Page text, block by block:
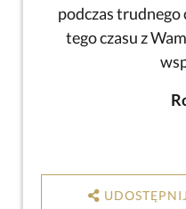
podczas trudnego
tego czasu z